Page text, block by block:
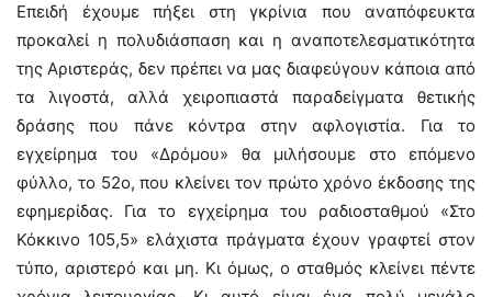
Επειδή έχουμε πήξει στη γκρίνια που αναπόφευκτα
προκαλεί η πολυδιάσπαση και η αναποτελεσματικότητα
της Αριστεράς, δεν πρέπει να μας διαφεύγουν κάποια από
τα λιγοστά, αλλά χειροπιαστά παραδείγματα θετικής
δράσης που πάνε κόντρα στην αφλογιστία. Για το
εγχείρημα του «Δρόμου» θα μιλήσουμε στο επόμενο
φύλλο, το 52ο, που κλείνει τον πρώτο χρόνο έκδοσης της
εφημερίδας. Για το εγχείρημα του ραδιοσταθμού «Στο
Κόκκινο 105,5» ελάχιστα πράγματα έχουν γραφτεί στον
τύπο, αριστερό και μη. Κι όμως, ο σταθμός κλείνει πέντε